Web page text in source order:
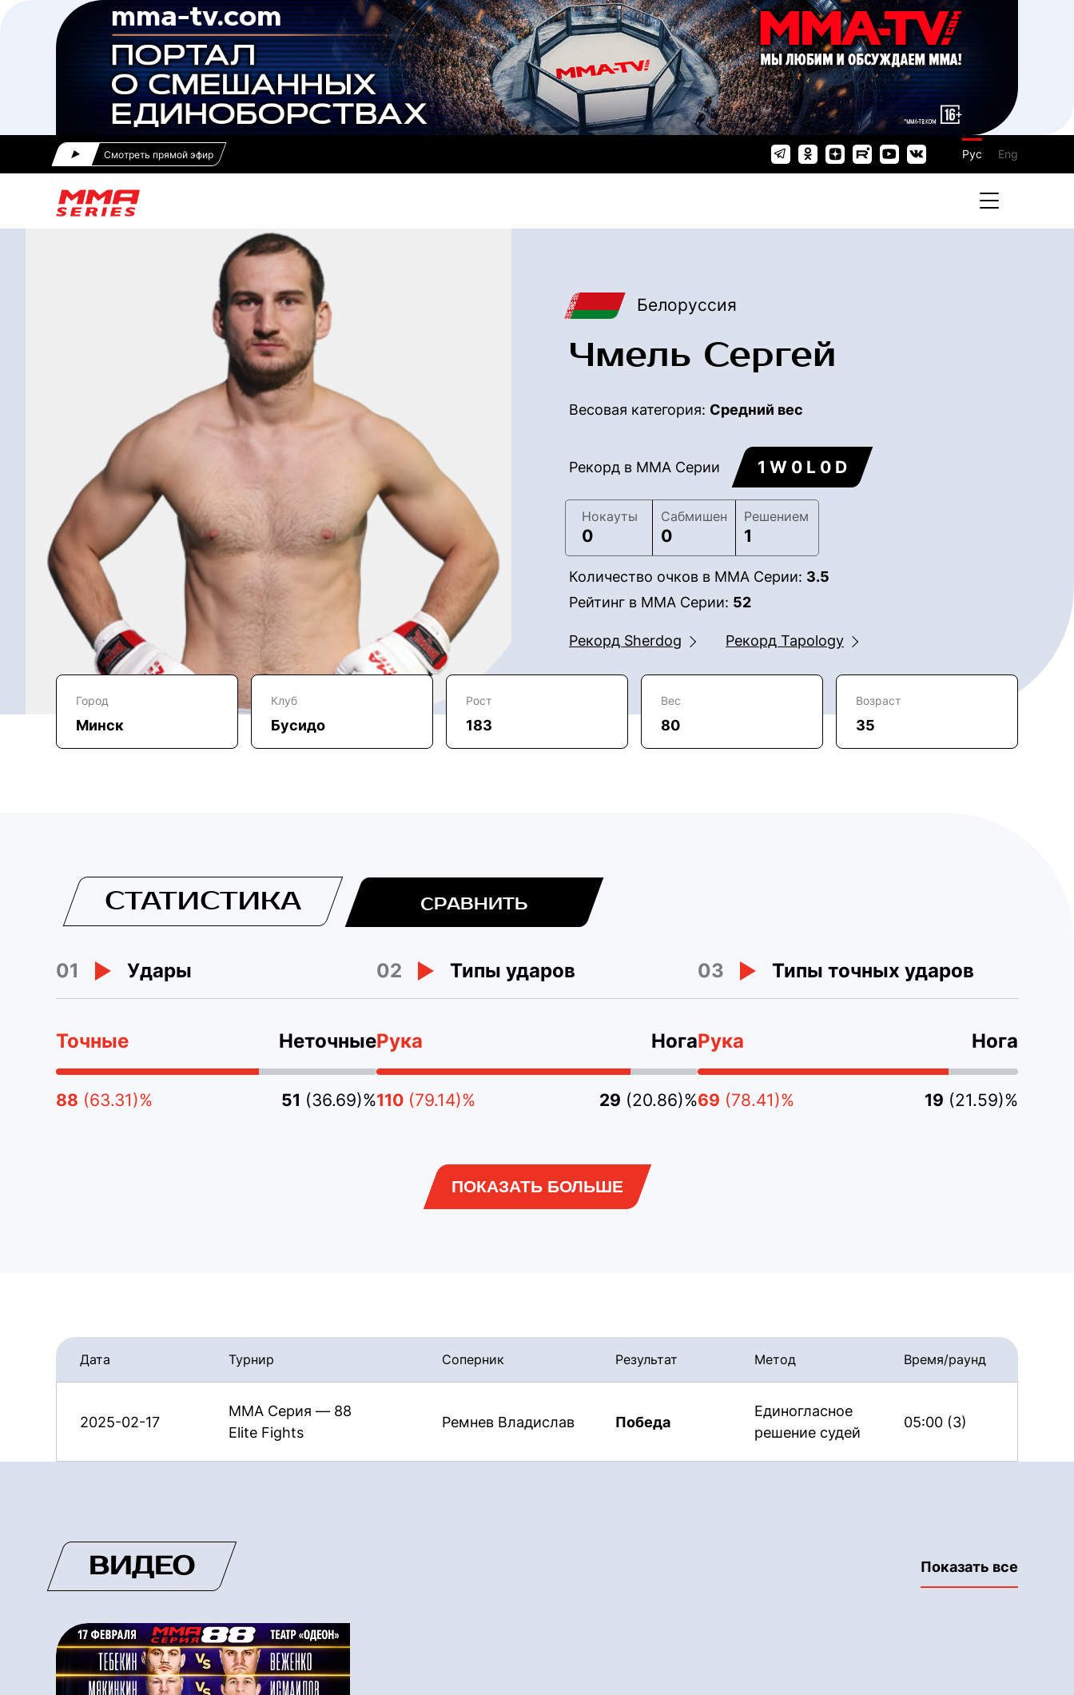
Смотреть прямой эфир Рус Eng
Белоруссия
Чмель Сергей
Весовая категория: Средний вес
Рекорд в ММА Серии 1 W 0 L 0 D
Нокауты
0
Сабмишен
0
Решением
1
Количество очков в ММА Серии: 3.5
Рейтинг в ММА Серии: 52
Рекорд Sherdog Рекорд Tapology
Город
Минск
Клуб
Бусидо
Рост
183
Вес
80
Возраст
35
СТАТИСТИКА СРАВНИТЬ
01 Удары
Точные Неточные
88 (63.31)% 51 (36.69)%
02 Типы ударов
Рука Нога
110 (79.14)% 29 (20.86)%
03 Типы точных ударов
Рука Нога
69 (78.41)% 19 (21.59)%
ПОКАЗАТЬ БОЛЬШЕ
Дата Турнир Соперник Результат Метод Время/раунд
2025-02-17
ММА Серия — 88
Elite Fights
Ремнев Владислав Победа
Единогласное
решение судей
05:00 (3)
ВИДЕО Показать все